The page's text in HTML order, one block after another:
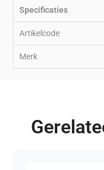
Specificaties
Artikelcode
Merk